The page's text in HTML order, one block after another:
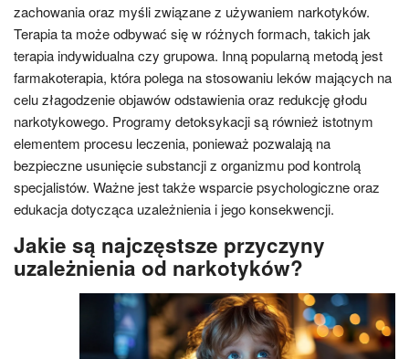
zachowania oraz myśli związane z używaniem narkotyków.
Terapia ta może odbywać się w różnych formach, takich jak
terapia indywidualna czy grupowa. Inną popularną metodą jest
farmakoterapia, która polega na stosowaniu leków mających na
celu złagodzenie objawów odstawienia oraz redukcję głodu
narkotykowego. Programy detoksykacji są również istotnym
elementem procesu leczenia, ponieważ pozwalają na
bezpieczne usunięcie substancji z organizmu pod kontrolą
specjalistów. Ważne jest także wsparcie psychologiczne oraz
edukacja dotycząca uzależnienia i jego konsekwencji.
Jakie są najczęstsze przyczyny
uzależnienia od narkotyków?